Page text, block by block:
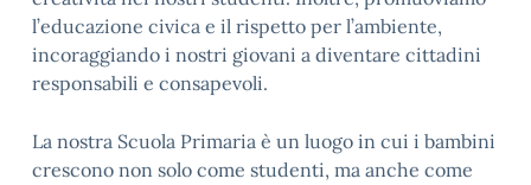
l’educazione civica e il rispetto per l’ambiente,
incoraggiando i nostri giovani a diventare cittadini
responsabili e consapevoli.
La nostra Scuola Primaria è un luogo in cui i bambini
crescono non solo come studenti, ma anche come